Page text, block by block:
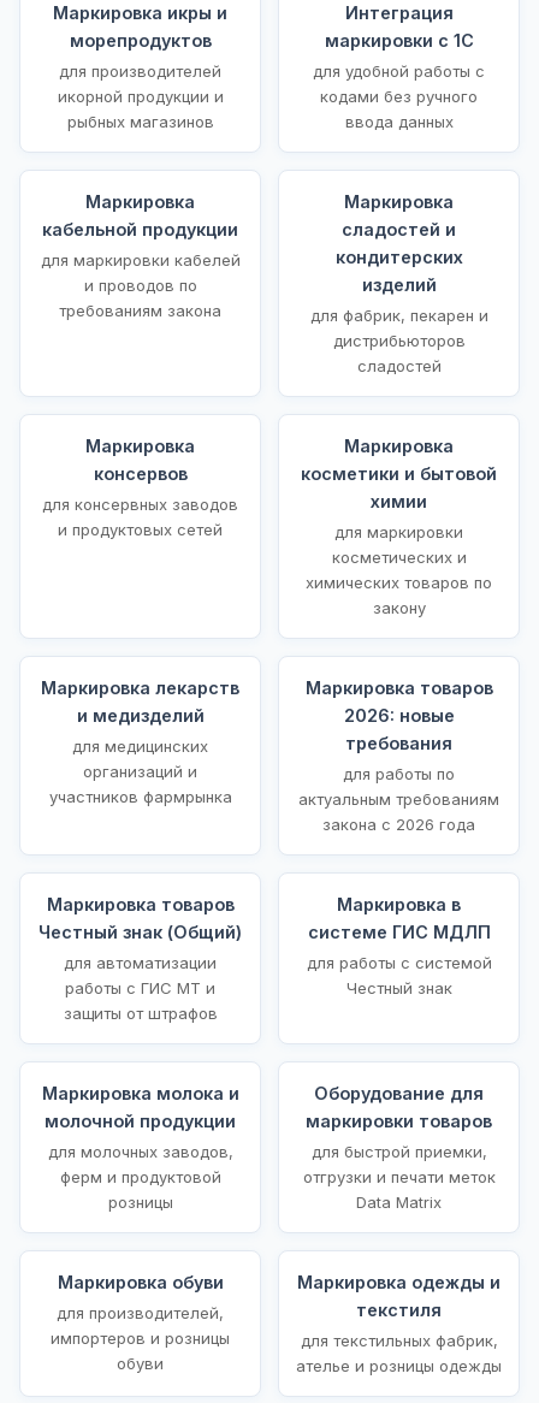
Маркировка икры и
морепродуктов
для производителей
икорной продукции и
рыбных магазинов
Интеграция
маркировки с 1С
для удобной работы с
кодами без ручного
ввода данных
Маркировка
кабельной продукции
для маркировки кабелей
и проводов по
требованиям закона
Маркировка
сладостей и
кондитерских
изделий
для фабрик, пекарен и
дистрибьюторов
сладостей
Маркировка
консервов
для консервных заводов
и продуктовых сетей
Маркировка
косметики и бытовой
химии
для маркировки
косметических и
химических товаров по
закону
Маркировка лекарств
и медизделий
для медицинских
организаций и
участников фармрынка
Маркировка товаров
2026: новые
требования
для работы по
актуальным требованиям
закона с 2026 года
Маркировка товаров
Честный знак (Общий)
для автоматизации
работы с ГИС МТ и
защиты от штрафов
Маркировка в
системе ГИС МДЛП
для работы с системой
Честный знак
Маркировка молока и
молочной продукции
для молочных заводов,
ферм и продуктовой
розницы
Оборудование для
маркировки товаров
для быстрой приемки,
отгрузки и печати меток
Data Matrix
Маркировка обуви
для производителей,
импортеров и розницы
обуви
Маркировка одежды и
текстиля
для текстильных фабрик,
ателье и розницы одежды